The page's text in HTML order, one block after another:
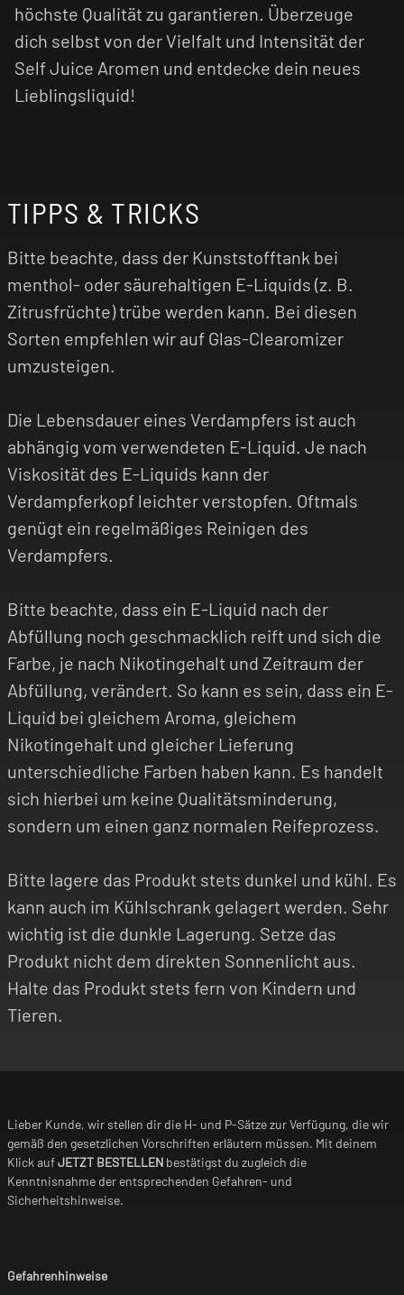
höchste Qualität zu garantieren. Überzeuge
dich selbst von der Vielfalt und Intensität der
Self Juice Aromen und entdecke dein neues
Lieblingsliquid!
TIPPS & TRICKS
Bitte beachte, dass der Kunststofftank bei
menthol- oder säurehaltigen E-Liquids (z. B.
Zitrusfrüchte) trübe werden kann. Bei diesen
Sorten empfehlen wir auf Glas-Clearomizer
umzusteigen.
Die Lebensdauer eines Verdampfers ist auch
abhängig vom verwendeten E-Liquid. Je nach
Viskosität des E-Liquids kann der
Verdampferkopf leichter verstopfen. Oftmals
genügt ein regelmäßiges Reinigen des
Verdampfers.
Bitte beachte, dass ein E-Liquid nach der
Abfüllung noch geschmacklich reift und sich die
Farbe, je nach Nikotingehalt und Zeitraum der
Abfüllung, verändert. So kann es sein, dass ein E-
Liquid bei gleichem Aroma, gleichem
Nikotingehalt und gleicher Lieferung
unterschiedliche Farben haben kann. Es handelt
sich hierbei um keine Qualitätsminderung,
sondern um einen ganz normalen Reifeprozess.
Bitte lagere das Produkt stets dunkel und kühl. Es
kann auch im Kühlschrank gelagert werden. Sehr
wichtig ist die dunkle Lagerung. Setze das
Produkt nicht dem direkten Sonnenlicht aus.
Halte das Produkt stets fern von Kindern und
Tieren.
Lieber Kunde, wir stellen dir die H- und P-Sätze zur Verfügung, die wir
gemäß den gesetzlichen Vorschriften erläutern müssen. Mit deinem
Klick aufJETZT BESTELLEN bestätigst du zugleich die
Kenntnisnahme der entsprechenden Gefahren- und
Sicherheitshinweise.
Gefahrenhinweise